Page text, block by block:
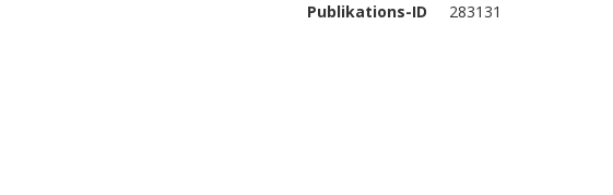
Publikations-ID
283131